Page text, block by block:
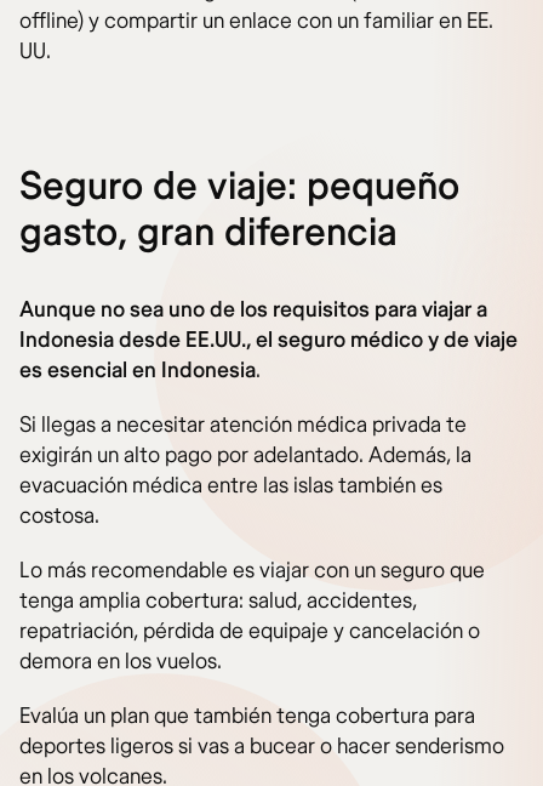
offline) y compartir un enlace con un familiar en EE.
UU.
Seguro de viaje: pequeño
gasto, gran diferencia
Aunque no sea uno de los requisitos para viajar a
Indonesia desde EE.UU., el seguro médico y de viaje
es esencial en Indonesia.
Si llegas a necesitar atención médica privada te
exigirán un alto pago por adelantado. Además, la
evacuación médica entre las islas también es
costosa.
Lo más recomendable es viajar con un seguro que
tenga amplia cobertura: salud, accidentes,
repatriación, pérdida de equipaje y cancelación o
demora en los vuelos.
Evalúa un plan que también tenga cobertura para
deportes ligeros si vas a bucear o hacer senderismo
en los volcanes.